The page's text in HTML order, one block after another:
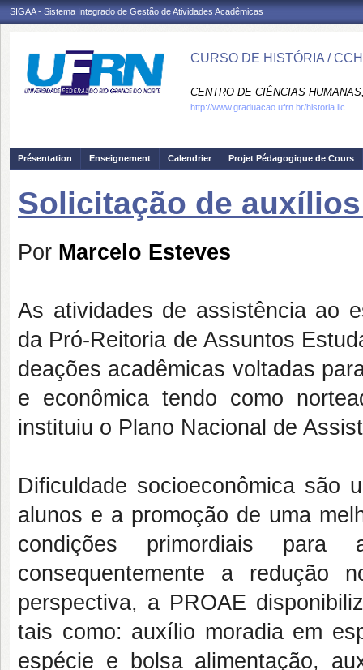
SIGAA - Sistema Integrado de Gestão de Atividades Acadêmicas
CURSO DE HISTÓRIA /
CENTRO DE CIÊNCIAS
http://www.graduacao.ufrn.br/historia.lic
Présentation Enseignement Calendrier Projet Pédagogique de Cours
Solicitação de
Por Marcelo Esteves
As atividades de assistência ao
da Pró-Reitoria de Assuntos
deações acadêmicas voltadas
e econômica tendo como
instituiu o Plano Nacional de
Dificuldade socioeconômica são
alunos e a promoção de uma
condições primordiais
consequentemente a redução
perspectiva, a PROAE
tais como: auxílio moradia em
espécie e bolsa alimentação,